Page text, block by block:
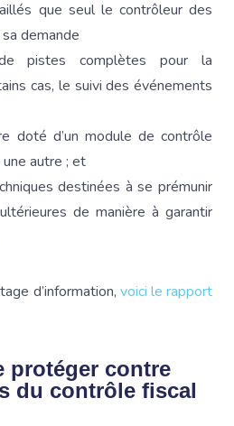
que seul le contrôleur des
demande
pistes complètes pour la
cas, le suivi des événements
doté d’un module de contrôle
autre ; et
destinées à se prémunir
de manière à garantir
d’information, voici le rapport
protéger contre
du contrôle fiscal